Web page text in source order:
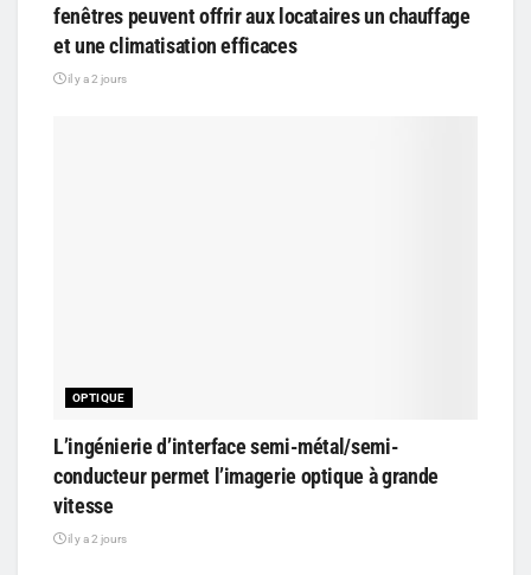
fenêtres peuvent offrir aux locataires un chauffage
et une climatisation efficaces
il y a 2 jours
OPTIQUE
L’ingénierie d’interface semi-métal/semi-
conducteur permet l’imagerie optique à grande
vitesse
il y a 2 jours